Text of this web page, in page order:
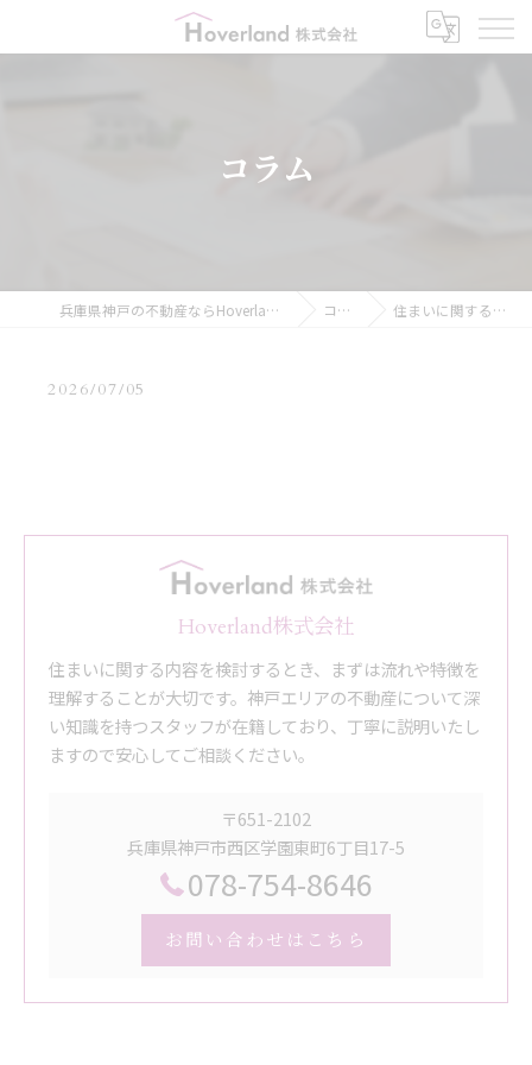
コラム
兵庫県神戸の不動産ならHoverland株式会社 コラム 住まいに関する内容…
2026/07/05
Hoverland株式会社
住まいに関する内容を検討するとき、まずは流れや特徴を
理解することが大切です。神戸エリアの不動産について深
い知識を持つスタッフが在籍しており、丁寧に説明いたし
ますので安心してご相談ください。
〒651-2102
兵庫県神戸市西区学園東町6丁目17-5
078-754-8646
お問い合わせはこちら